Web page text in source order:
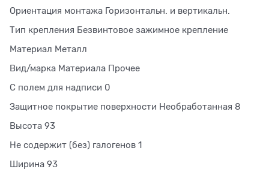
Ориентация монтажа Горизонтальн. и вертикальн.
Тип крепления Безвинтовое зажимное крепление
Материал Металл
Вид/марка Материала Прочее
С полем для надписи 0
Защитное покрытие поверхности Необработанная 8
Высота 93
Не содержит (без) галогенов 1
Ширина 93